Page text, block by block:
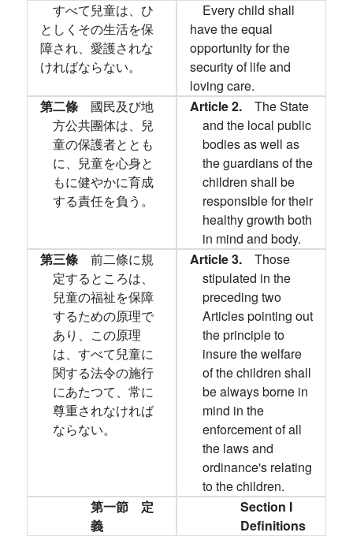
すべて兒童は、ひ
としくその生活を保
障され、愛護されな
ければならない。
Every child shall
have the equal
opportunity for the
security of life and
loving care.
第二條 國民及び地
方公共團体は、兒
童の保護者ととも
に、兒童を心身と
もに健やかに育成
する責任を負う。
Article 2. The State
and the local public
bodies as well as
the guardians of the
children shall be
responsible for their
healthy growth both
in mind and body.
第三條 前二條に規
定するところは、
兒童の福祉を保障
するための原理で
あり、この原理
は、すべて兒童に
関する法令の施行
にあたつて、常に
尊重されなければ
ならない。
Article 3. Those
stipulated in the
preceding two
Articles pointing out
the principle to
insure the welfare
of the children shall
be always borne in
mind in the
enforcement of all
the laws and
ordinance's relating
to the children.
第一節 定
義
Section I
Definitions